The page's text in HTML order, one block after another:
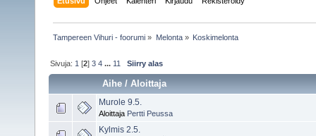
Tampereen Vihuri - foorumi » Melonta» Koskimelonta
Sivuja: 1 [2]3 4 ... 11 Siirry alas
Aihe /Aloittaja
Murole 9.5.
Aloittaja Pertti Peussa
Kylmis 2.5.